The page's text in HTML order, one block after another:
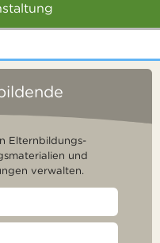
Elternbildungs-
und
verwalten.